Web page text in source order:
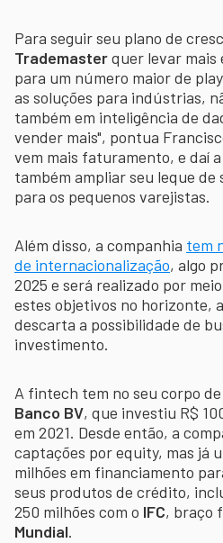
Para seguir seu plano de
Trademasterquer levar mais
para um número maior de
as soluções para indústrias,
também em inteligência de
vender mais", pontua
vem mais faturamento, e daí a
também ampliar seu leque de
para os pequenos varejistas.
Além disso, a companhia tem
de internacionalização, algo
2025 e será realizado por
estes objetivos no horizonte, a
descarta a possibilidade de
investimento.
A fintech tem no seu corpo de
Banco BV, que investiu R$
em 2021. Desde então, a
captações por equity, mas já
milhões em financiamento
seus produtos de crédito,
250 milhões com o IFC, braço
Mundial.